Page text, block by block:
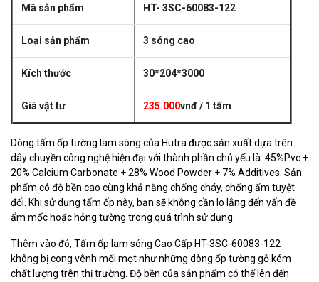
Mã sản phẩm HT- 3SC-60083-122
Loại sản phẩm 3 sóng cao
Kích thước 30*204*3000
Giá vật tư 235.000vnđ / 1 tấm
Dòng tấm ốp tường lam sóng của Hutra được sản xuất dựa trên
dây chuyền công nghệ hiện đại với thành phần chủ yếu là: 45%Pvc +
20% Calcium Carbonate + 28% Wood Powder + 7% Additives. Sản
phẩm có độ bền cao cùng khả năng chống cháy, chống ẩm tuyệt
đối. Khi sử dụng tấm ốp này, bạn sẽ không cần lo lắng đến vấn đề
ẩm mốc hoặc hỏng tường trong quá trình sử dụng.
Thêm vào đó, Tấm ốp lam sóng Cao Cấp HT-3SC-60083-122
không bị cong vênh mối mọt như những dòng ốp tường gỗ kém
chất lượng trên thị trường. Độ bền của sản phẩm có thể lên đến